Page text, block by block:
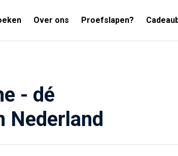
Over ons Proefslapen?
- dé
Nederland